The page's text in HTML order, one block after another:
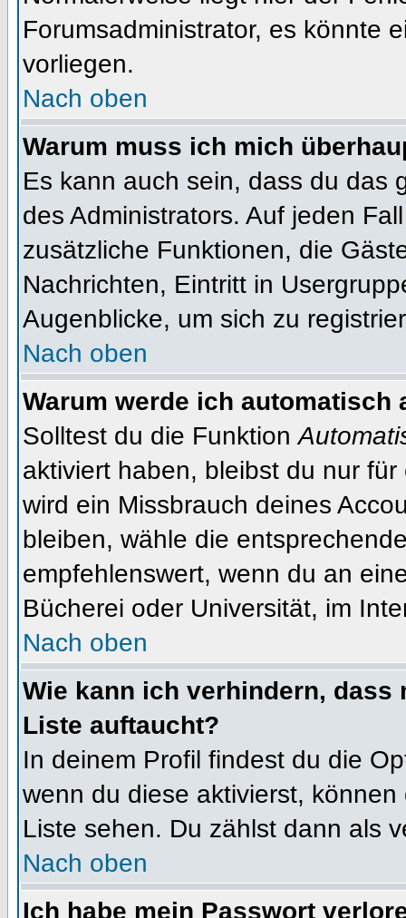
Forumsadministrator, es könnte
vorliegen.
Nach oben
Warum muss ich mich
Es kann auch sein, dass du das
des Administrators. Auf jeden
zusätzliche Funktionen, die
Nachrichten, Eintritt in
Augenblicke, um sich zu
Nach oben
Warum werde ich automatisch
Solltest du die Funktion
aktiviert haben, bleibst du nur
wird ein Missbrauch deines
bleiben, wähle die
empfehlenswert, wenn du an
Bücherei oder Universität, im
Nach oben
Wie kann ich verhindern, dass
Liste auftaucht?
In deinem Profil findest du die
wenn du diese aktivierst,
Liste sehen. Du zählst dann als
Nach oben
Ich habe mein Passwort